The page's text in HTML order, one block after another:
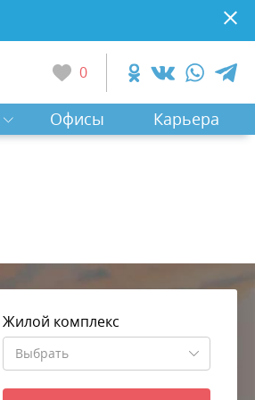
0
Офисы Карьера
Жилой комплекс
Выбрать